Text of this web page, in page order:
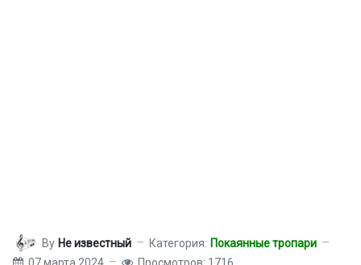
By Не известный Категория: Покаянные тропари
07 марта 2024
Просмотров: 1716